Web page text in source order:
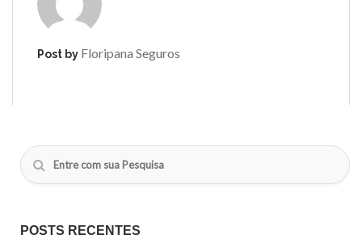
Post by Floripana Seguros
POSTS RECENTES